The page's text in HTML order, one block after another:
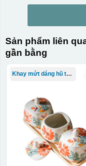
Sản phẩm liên
gần bằng
Khay mứt dáng hũ tròn